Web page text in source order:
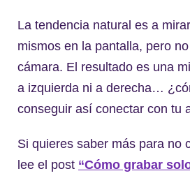
La tendencia natural es a
mismos en la pantalla, pero
cámara. El resultado es una
a izquierda ni a derecha…
conseguir así conectar con tu
Si quieres saber más para no
lee el post “Cómo grabar